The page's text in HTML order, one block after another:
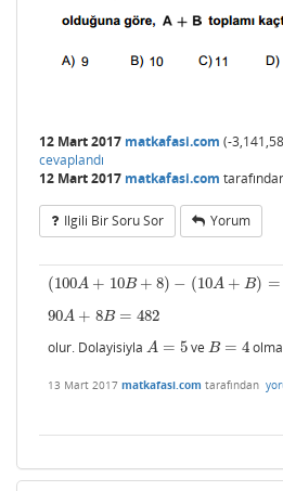
12 Mart 2017 matkafasi.com (-
cevaplandı
12 Mart 2017 matkafasi.com
Ilgili Bir Soru Sor Yorum
(100A + 10B + 8) − (10A + B) =
(100A+ 10 B+8)−(10A +B =490+ B
90A + 8B = 482
90A+8B= 482
olur. Dolayisiyla A = 5
A= 5 ve B = 4
B= 4
13 Mart 2017 matkafasi.com tarafından